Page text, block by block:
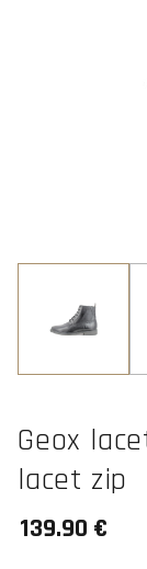
Geox
lacet zip